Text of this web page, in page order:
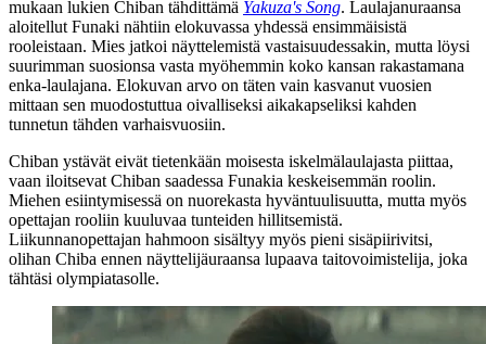
mukaan lukien Chiban tähdittämä Yakuza's Song. Laulajanuraansa
aloitellut Funaki nähtiin elokuvassa yhdessä ensimmäisistä
rooleistaan. Mies jatkoi näyttelemistä vastaisuudessakin, mutta löysi
suurimman suosionsa vasta myöhemmin koko kansan rakastamana
enka-laulajana. Elokuvan arvo on täten vain kasvanut vuosien
mittaan sen muodostuttua oivalliseksi aikakapseliksi kahden
tunnetun tähden varhaisvuosiin.
Chiban ystävät eivät tietenkään moisesta iskelmälaulajasta piittaa,
vaan iloitsevat Chiban saadessa Funakia keskeisemmän roolin.
Miehen esiintymisessä on nuorekasta hyväntuulisuutta, mutta myös
opettajan rooliin kuuluvaa tunteiden hillitsemistä.
Liikunnanopettajan hahmoon sisältyy myös pieni sisäpiirivitsi,
olihan Chiba ennen näyttelijäuraansa lupaava taitovoimistelija, joka
tähtäsi olympiatasolle.